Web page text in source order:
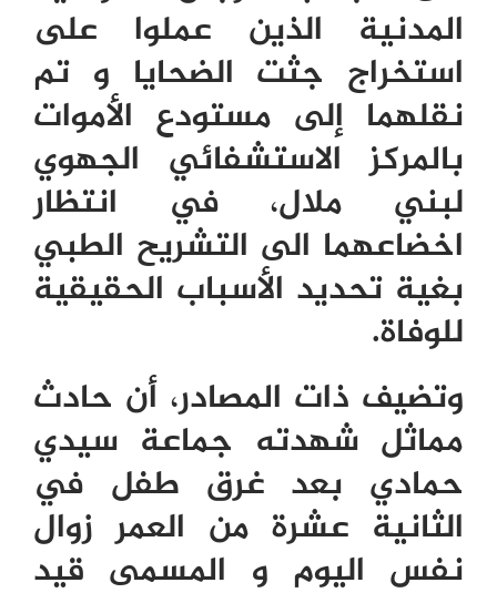
المدنية الذين عملوا على
استخراج جثت الضحايا و تم
نقلهما إلى مستودع الأموات
بالمركز الاستشفائي الجهوي
لبني ملال، في انتظار
اخضاعهما الى التشريح الطبي
بغية تحديد الأسباب الحقيقية
للوفاة.
وتضيف ذات المصادر، أن حادث
مماثل شهدته جماعة سيدي
حمادي بعد غرق طفل في
الثانية عشرة من العمر زوال
نفس اليوم و المسمى قيد